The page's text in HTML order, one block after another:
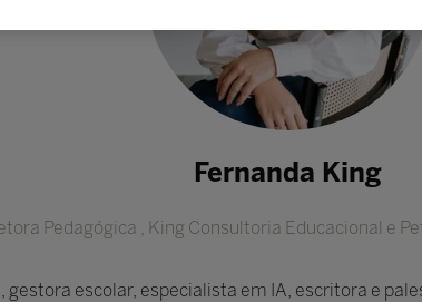
Fernanda King
Pedagógica , King Consultoria Educacional e
gestora escolar, especialista em IA, escritora e